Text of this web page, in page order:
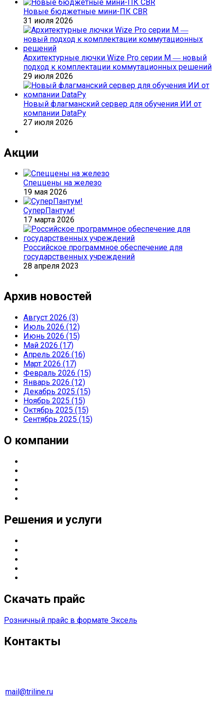
Новые бюджетные мини-ПК CBR
31 июля 2026
Архитектурные лючки Wize Pro серии M ― новый
подход к комплектации коммутационных решений
29 июля 2026
Новый флагманский сервер для обучения ИИ от
компании DataРу
27 июля 2026
Акции
Спеццены на железо
19 мая 2026
СуперПантум!
17 марта 2026
Российское программное обеспечение для
государственных учреждений
28 апреля 2023
Архив новостей
Август 2026 (3)
Июль 2026 (12)
Июнь 2026 (15)
Май 2026 (17)
Апрель 2026 (16)
Март 2026 (17)
Февраль 2026 (15)
Январь 2026 (12)
Декабрь 2025 (15)
Ноябрь 2025 (15)
Октябрь 2025 (15)
Сентябрь 2025 (15)
О компании
Решения и услуги
Скачать прайс
Розничный прайс в формате Эксель
Контакты
mail@triline.ru